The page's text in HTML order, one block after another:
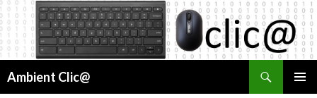
Ambient Clic@